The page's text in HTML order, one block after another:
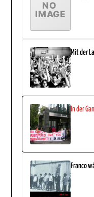
Mit der
In der
Franco